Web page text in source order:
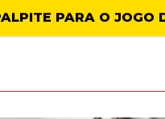
PARA O JOGO